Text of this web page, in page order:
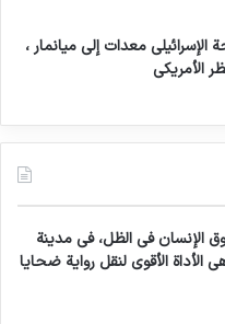
في سياق جائحة
غير متناسب على السكان
عرضة للإصابة
على هذا البيان قد تم
التابع للأمم
الإسرائيلي معدات إلى ميانمار ،
الأمريكي
الإنسان في الظل، في مدينة
هي الأداة الأقوى لنقل رواية ضحايا